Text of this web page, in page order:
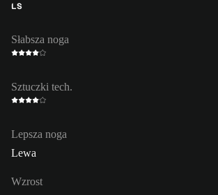
LS
Słabsza noga
Sztuczki tech.
Lepsza noga
Lewa
Wzrost